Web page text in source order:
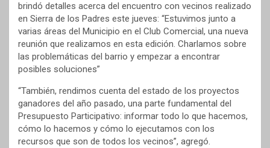
brindó detalles acerca del encuentro con vecinos realizado
en Sierra de los Padres este jueves: “Estuvimos junto a
varias áreas del Municipio en el Club Comercial, una nueva
reunión que realizamos en esta edición. Charlamos sobre
las problemáticas del barrio y empezar a encontrar
posibles soluciones”
“También, rendimos cuenta del estado de los proyectos
ganadores del año pasado, una parte fundamental del
Presupuesto Participativo: informar todo lo que hacemos,
cómo lo hacemos y cómo lo ejecutamos con los
recursos que son de todos los vecinos”, agregó.